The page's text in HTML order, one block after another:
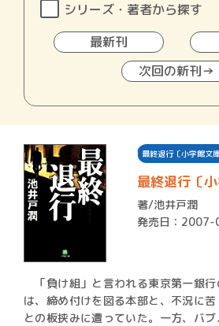
シリーズ・著者から探す
最新刊
次回の新刊→
最終退行〔小学館文庫
最終退行〔小
著/池井戸潤
発売日：
「負け組」と言われる東京第一銀
は、締め付けを図る本部と、不況に
との板挟みに遭っていた。一方、バ